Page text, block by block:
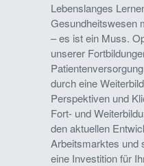
Lebenslanges
Gesundheitswesen
– es ist ein Muss.
unserer
durch eine
Perspektiven und
Fort- und
den aktuellen
Arbeitsmarktes und
eine Investition für